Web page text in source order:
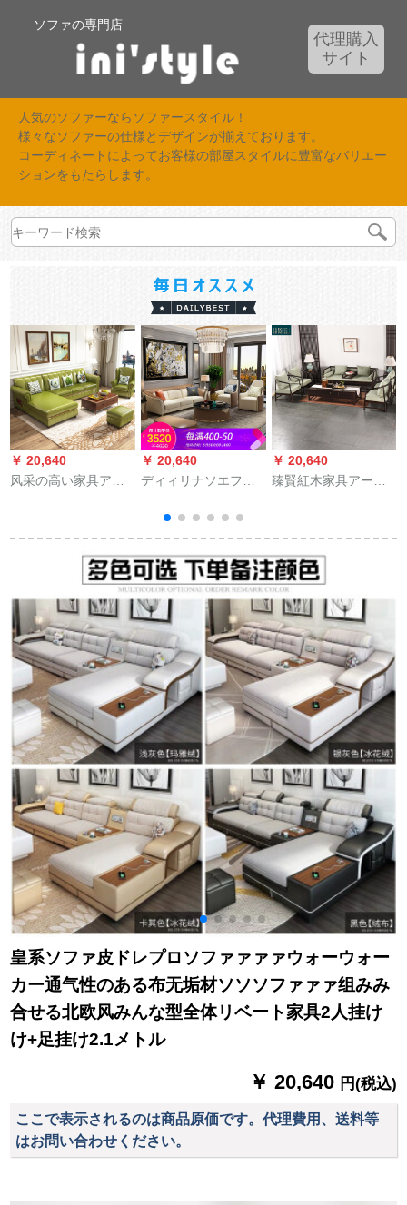
ソファの専門店
代理購入
サイト
人気のソファーならソファースタイル！
様々なソファーの仕様とデザインが揃えております。
コーディネートによってお客様の部屋スタイルに豊富なバリエー
ションをもたらします。
￥ 20,640
风采の高い家具アメ
米风軽豪华グール古
复古古小户型ポスト
ズ家具ニ・アジアン
レザ・ソウプ
￥ 20,640
ディィリナソエファ
ファ·メアリカン本革
ソソソファァ·リビン
セの大きさと豪华家
具を3人で饰り付けま
した。
￥ 20,640
臻賢紅木家具アーレ
皇系ソファ皮ドレプロソファァァァウォーウォー
カー通气性のある布无垢材ソソソファァァ组みみ
合せる北欧风みんな型全体リベート家具2人挂け
け+足挂け2.1メトル
￥ 20,640 円(税込)
ここで表示されるのは商品原価です。代理費用、送料等
はお問い合わせください。